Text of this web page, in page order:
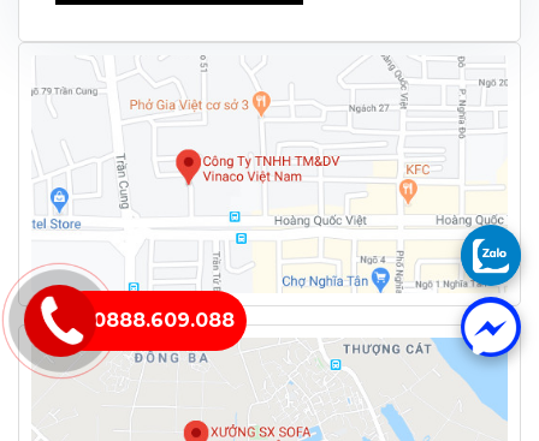
0888.609.088